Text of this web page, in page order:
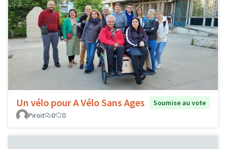
Un vélo pour A Vélo Sans Ages
Soumise au vote
Piroit
0 0